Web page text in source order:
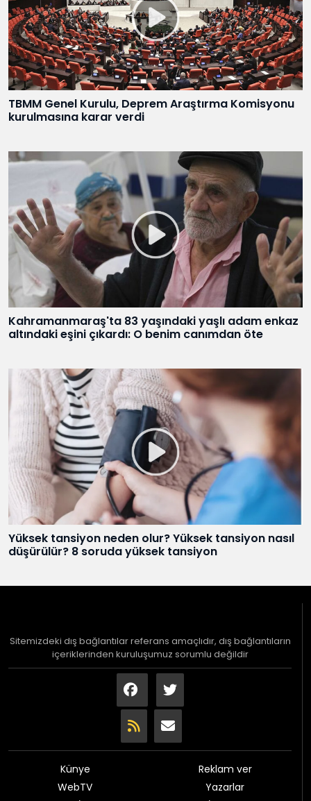
TBMM Genel Kurulu, Deprem Araştırma Komisyonu
kurulmasına karar verdi
Kahramanmaraş'ta 83 yaşındaki yaşlı adam enkaz
altındaki eşini çıkardı: O benim canımdan öte
Yüksek tansiyon neden olur? Yüksek tansiyon nasıl
düşürülür? 8 soruda yüksek tansiyon
Sitemizdeki dış bağlantılar referans amaçlıdır, dış bağlantıların
içeriklerinden kuruluşumuz sorumlu değildir
Künye
WebTV
Reklam ver
Yazarlar